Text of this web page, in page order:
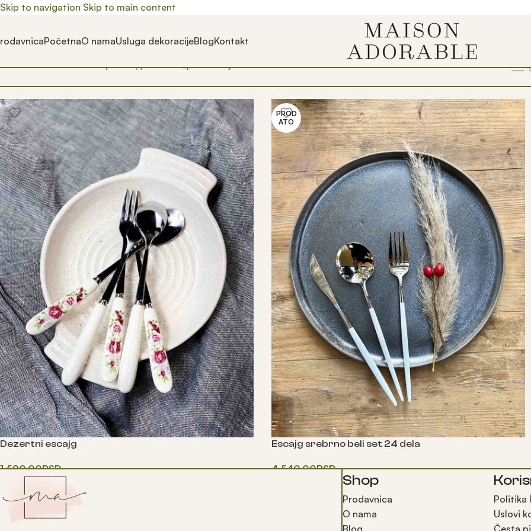
Skip to navigation Skip to main content
PočetnaO namaUsluga dekoracijeBlogKontakt
Почетна/ Prodavnica/ Производ oзначен „pribor za jelo“ Show 9 12 18 24
Dezertni escajg
1,590.00RSD
PROD
ATO
Escajg srebrno beli set 24 dela
4,540.00RSD
Shop
Prodavnica
O nama
Blog
Politika
Uslovi
Česta